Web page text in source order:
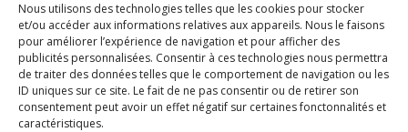
Nous utilisons des technologies telles que les cookies pour stocker
et/ou accéder aux informations relatives aux appareils. Nous le faisons
pour améliorer l’expérience de navigation et pour afficher des
publicités personnalisées. Consentir à ces technologies nous permettra
de traiter des données telles que le comportement de navigation ou les
ID uniques sur ce site. Le fait de ne pas consentir ou de retirer son
consentement peut avoir un effet négatif sur certaines fonctonnalités et
caractéristiques.